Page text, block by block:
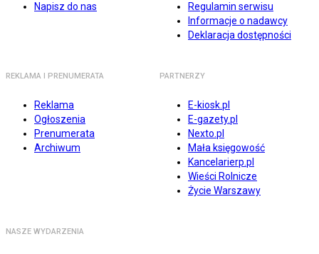
Napisz do nas
Regulamin serwisu
Informacje o nadawcy
Deklaracja dostępności
REKLAMA I PRENUMERATA
Reklama
Ogłoszenia
Prenumerata
Archiwum
PARTNERZY
E-kiosk.pl
E-gazety.pl
Nexto.pl
Mała księgowość
Kancelarierp.pl
Wieści Rolnicze
Życie Warszawy
NASZE WYDARZENIA